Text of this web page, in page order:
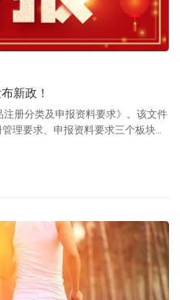
新政！
册分类及申报资料要求》。该文件
理要求、申报资料要求三个板块。
月30日前，可按原要求提交申报资